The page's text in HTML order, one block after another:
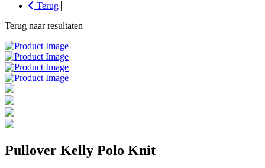
Terug
Terug naar resultaten
Pullover Kelly Polo Knit